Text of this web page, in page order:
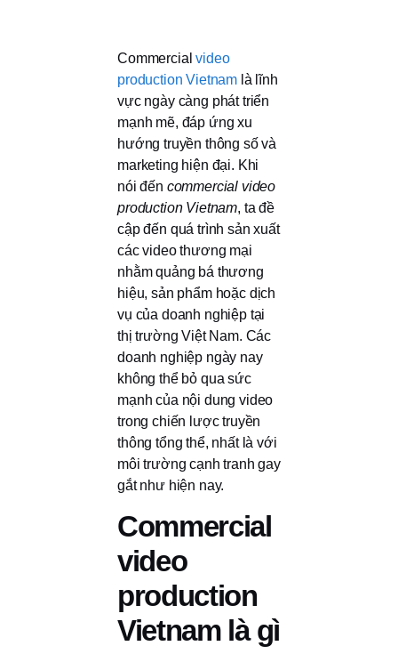
Commercialvideo
production Vietnam là lĩnh
vực ngày càng phát triển
mạnh mẽ, đáp ứng xu
hướng truyền thông số và
marketing hiện đại. Khi
nói đến commercial video
production Vietnam, ta đề
cập đến quá trình sản xuất
các video thương mại
nhằm quảng bá thương
hiệu, sản phẩm hoặc dịch
vụ của doanh nghiệp tại
thị trường Việt Nam. Các
doanh nghiệp ngày nay
không thể bỏ qua sức
mạnh của nội dung video
trong chiến lược truyền
thông tổng thể, nhất là với
môi trường cạnh tranh gay
gắt như hiện nay.
Commercial
video
production
Vietnam là gì